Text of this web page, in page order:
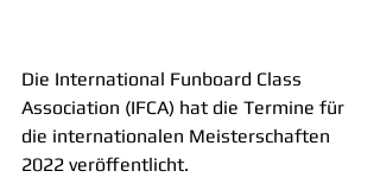
Die International Funboard Class
Association (IFCA) hat die Termine für
die internationalen Meisterschaften
2022 veröffentlicht.